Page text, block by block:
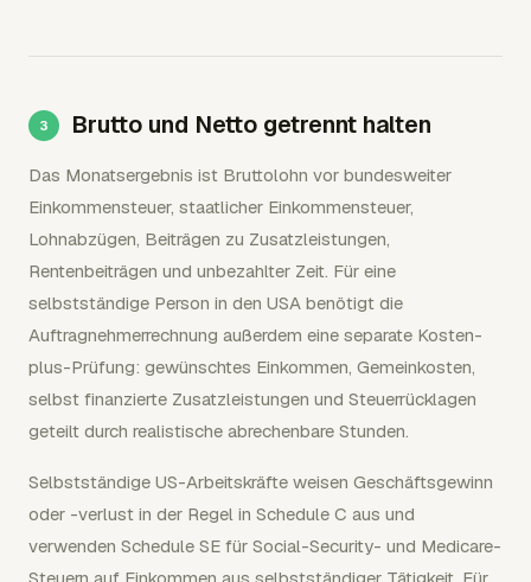
Brutto und Netto getrennt halten
Das Monatsergebnis ist Bruttolohn vor bundesweiter
Einkommensteuer, staatlicher Einkommensteuer,
Lohnabzügen, Beiträgen zu Zusatzleistungen,
Rentenbeiträgen und unbezahlter Zeit. Für eine
selbstständige Person in den USA benötigt die
Auftragnehmerrechnung außerdem eine separate Kosten-
plus-Prüfung: gewünschtes Einkommen, Gemeinkosten,
selbst finanzierte Zusatzleistungen und Steuerrücklagen
geteilt durch realistische abrechenbare Stunden.
Selbstständige US-Arbeitskräfte weisen Geschäftsgewinn
oder -verlust in der Regel in Schedule C aus und
verwenden Schedule SE für Social-Security- und Medicare-